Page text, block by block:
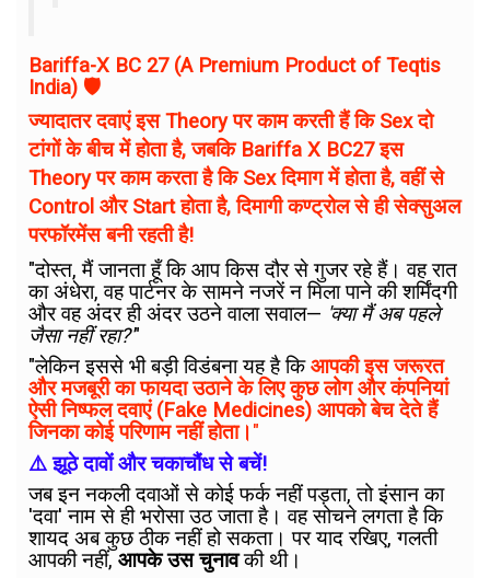
Bariffa-X BC 27 (A Premium Product of Teqtis
India) 🛡️
ज्यादातर दवाएं इस Theory पर काम करती हैं कि Sex दो
टांगों के बीच में होता है, जबकि Bariffa X BC27इस
Theory पर काम करता है कि Sexदिमागमें होता है, वहीं से
Control और Start होता है, दिमागी कण्ट्रोल से ही सेक्सुअल
परफॉरमेंस बनी रहती है!
"दोस्त, मैं जानता हूँ कि आप किस दौर से गुजर रहे हैं। वह रात
का अंधेरा, वह पार्टनर के सामने नजरें न मिला पाने की शर्मिंदगी
और वह अंदर ही अंदर उठने वाला सवाल— 'क्या मैं अब पहले
जैसा नहीं रहा?'"
"लेकिन इससे भी बड़ी विडंबना यह है किआपकी इस जरूरत
और मजबूरी का फायदा उठाने के लिए कुछ लोग और कंपनियां
ऐसी निष्फल दवाएं (Fake Medicines) आपको बेच देते हैं
जिनका कोई परिणाम नहीं होता। "
⚠️ झूठे दावों और चकाचौंध से बचें!
जब इन नकली दवाओं से कोई फर्क नहीं पड़ता, तो इंसान का
'दवा' नाम से ही भरोसा उठ जाता है। वह सोचने लगता है कि
शायद अब कुछ ठीक नहीं हो सकता। पर याद रखिए, गलती
आपकी नहीं, आपकेउस चुनावकी थी।